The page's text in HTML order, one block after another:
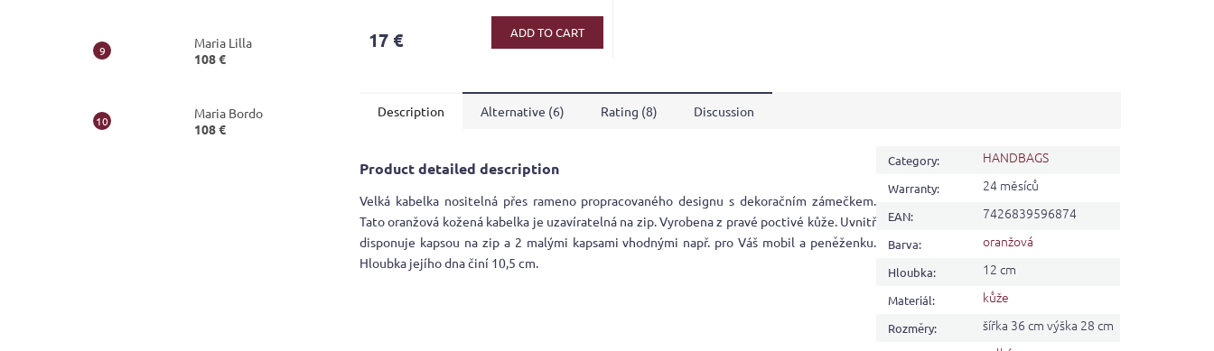
Maria Lilla
108 €
Maria Bordo
108 €
rating
of
17 € ADD TO CART
Description Alternative (6) Rating (8) Discussion
Product detailed description
Velká kabelka nositelná přes rameno propracovaného designu s dekoračním zámečkem.
Tato oranžová kožená kabelka je uzavíratelná na zip. Vyrobena z pravé poctivé kůže. Uvnitř
disponuje kapsou na zip a 2 malými kapsami vhodnými např. pro Váš mobil a peněženku.
Hloubka jejího dna činí 10,5 cm.
Category: HANDBAGS
Warranty: 24 měsíců
EAN: 7426839596874
Barva: oranžová
Hloubka: 12 cm
Materiál: kůže
Rozměry: šířka 36 cm výška 28 cm